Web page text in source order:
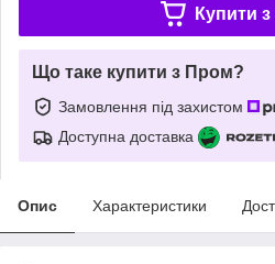
Купити з
Що таке купити з Пром?
Замовлення під захистом
Доступна доставка
Опис Характеристики